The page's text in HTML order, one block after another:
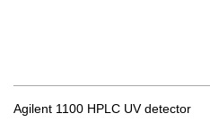
Agilent 1100 HPLC UV detector